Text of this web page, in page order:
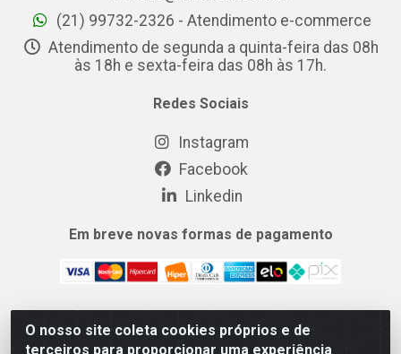
O nosso site coleta cookies próprios e de
terceiros para proporcionar uma experiência
(21) 99732-2326 - Atendimento e-commerce
Atendimento de segunda a quinta-feira das 08h
às 18h e sexta-feira das 08h às 17h.
Redes Sociais
Instagram
Facebook
Linkedin
Em breve novas formas de pagamento
MIX CERTO DISTRIBUIDORA DE COSMÉTICOS ALIMENTOS E